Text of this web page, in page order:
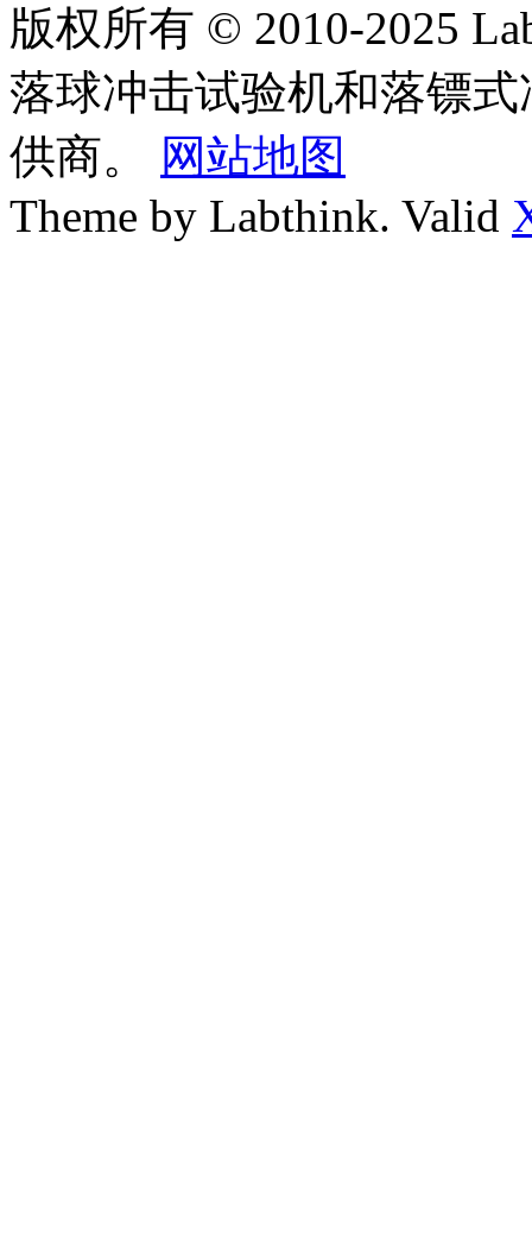
版权所有 © 2010-2025
落球冲击试验机和落镖
供商。
网站地图
Theme by Labthink. Valid